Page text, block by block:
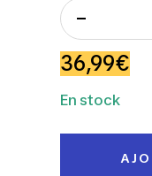
la
quantité
Prix
de
vente
36,99€
En stock